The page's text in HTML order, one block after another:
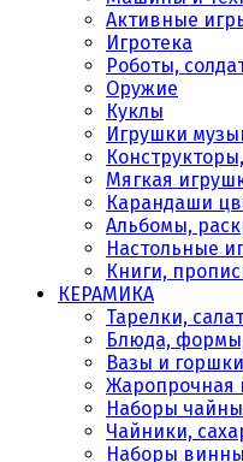
Активные
Игротека
Роботы,
Оружие
Куклы
Игрушки
Мягкая
Карандаши
Альбомы,
Настольные
Книги,
КЕРАМИКА
Тарелки,
Блюда,
Вазы и
Жаропрочная
Наборы
Чайники,
Наборы